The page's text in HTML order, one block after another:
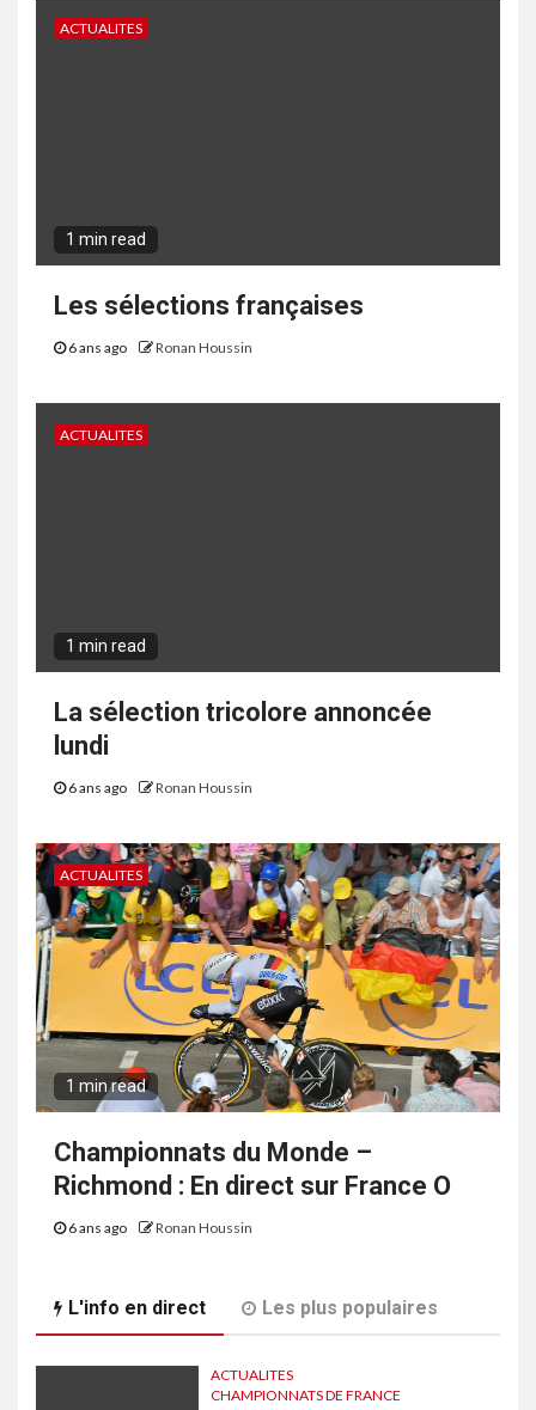
ACTUALITES
1 min read
Les sélections françaises
6 ans ago Ronan Houssin
ACTUALITES
1 min read
La sélection tricolore annoncée
lundi
6 ans ago Ronan Houssin
ACTUALITES
1 min read
Championnats du Monde –
Richmond : En direct sur France O
6 ans ago Ronan Houssin
L'info en direct Les plus populaires
ACTUALITES
CHAMPIONNATS DE FRANCE